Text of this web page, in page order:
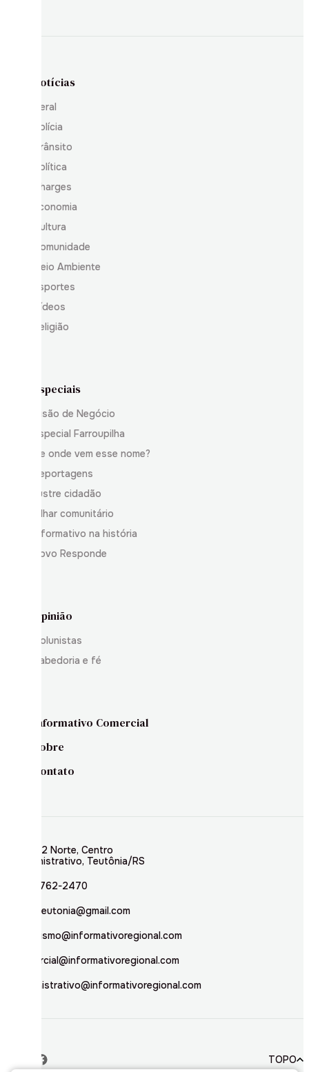
Notícias
Geral
Polícia
Trânsito
Política
Charges
Economia
Cultura
Comunidade
Meio Ambiente
Esportes
Vídeos
Religião
Especiais
Visão de Negócio
Especial Farroupilha
De onde vem esse nome?
Reportagens
Ilustre cidadão
Olhar comunitário
Informativo na história
Povo Responde
Opinião
Colunistas
Sabedoria e fé
Informativo Comercial
Sobre
Contato
Rua 02 Norte, Centro
Administrativo, Teutônia/RS
(51) 3762-2470
inforteutonia@gmail.com
jornalismo@informativoregional.com
comercial@informativoregional.com
administrativo@informativoregional.com
TOPO